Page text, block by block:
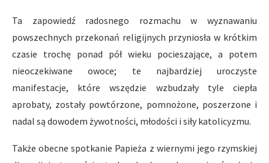
Ta zapowiedź radosnego rozmachu w wyznawaniu
powszechnych przekonań religijnych przyniosła w krótkim
czasie trochę ponad pół wieku pocieszające, a potem
nieoczekiwane owoce; te najbardziej uroczyste
manifestacje, które wszędzie wzbudzały tyle ciepła
aprobaty, zostały powtórzone, pomnożone, poszerzone i
nadal są dowodem żywotności, młodości i siły katolicyzmu.
Także obecne spotkanie Papieża z wiernymi jego rzymskiej